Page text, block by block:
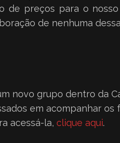
de preços para o
de nenhuma
novo grupo dentro da
em acompanhar os
acessá-la, clique aqui.